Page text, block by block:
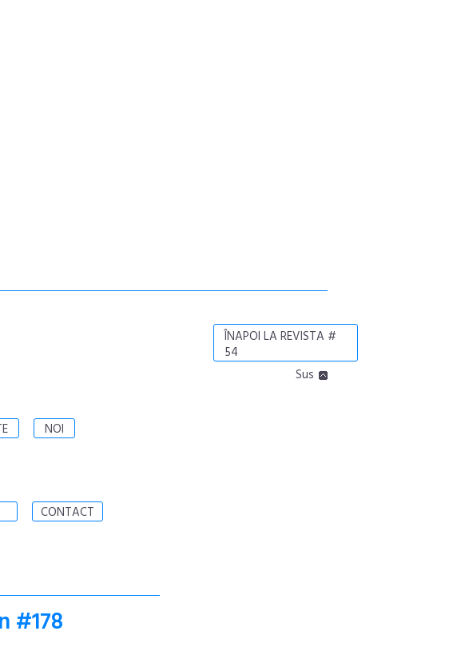
ÎNAPOI LA REVISTA #
54
Sus
NOI
CONTACT
#178